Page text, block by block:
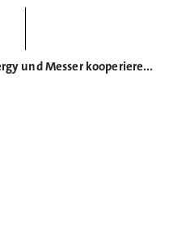
Siemens Energy und Messer kooperieren bei Konzept für Wasserstoff-Elektrolyse